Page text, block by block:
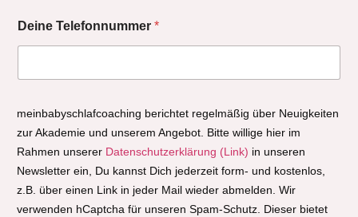
Deine Telefonnummer *
meinbabyschlafcoaching berichtet regelmäßig über Neuigkeiten
zur Akademie und unserem Angebot. Bitte willige hier im
Rahmen unserer Datenschutzerklärung (Link) in unseren
Newsletter ein, Du kannst Dich jederzeit form- und kostenlos,
z.B. über einen Link in jeder Mail wieder abmelden. Wir
verwenden hCaptcha für unseren Spam-Schutz. Dieser bietet